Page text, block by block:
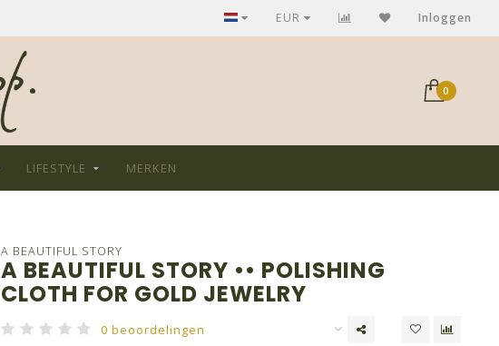
GRATIS verzending bij aankoop > €75,-
EUR Inloggen
0
LIFESTYLE MERKEN
A BEAUTIFUL STORY
A BEAUTIFUL STORY •• POLISHING
CLOTH FOR GOLD JEWELRY
0 beoordelingen